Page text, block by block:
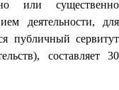
или существенно
деятельности, для
публичный сервитут
составляет 30